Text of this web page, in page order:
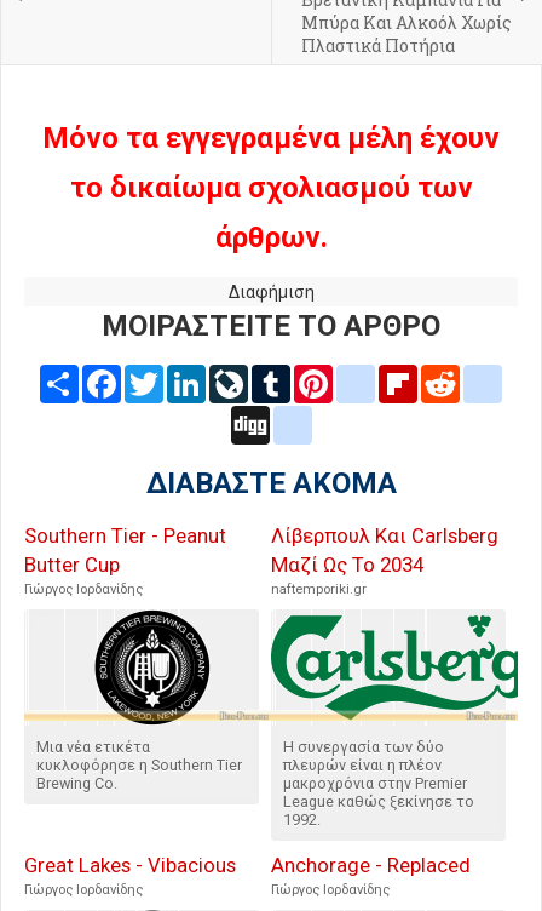
Μπύρα Και Αλκοόλ Χωρίς
Πλαστικά Ποτήρια
Μόνο τα εγγεγραμένα μέλη έχουν
το δικαίωμα σχολιασμού των
άρθρων.
Διαφήμιση
ΜΟΙΡΑΣΤΕΙΤΕ ΤΟ ΑΡΘΡΟ
Share FacebookTwitterLinkedInLiveJournal
Tumblr Pinterestblogger_post
Flipboard
ΔΙΑΒΑΣΤΕ ΑΚΟΜΑ
Southern Tier - Peanut
Butter Cup
Γιώργος Ιορδανίδης
Μια νέα ετικέτα
κυκλοφόρησε η Southern Tier
Brewing Co.
Λίβερπουλ Και Carlsberg
Μαζί Ως Το 2034
naftemporiki.gr
Η συνεργασία των δύο
πλευρών είναι η πλέον
μακροχρόνια στην Premier
League καθώς ξεκίνησε το
1992.
Great Lakes - Vibacious
Γιώργος Ιορδανίδης
Anchorage - Replaced
Γιώργος Ιορδανίδης